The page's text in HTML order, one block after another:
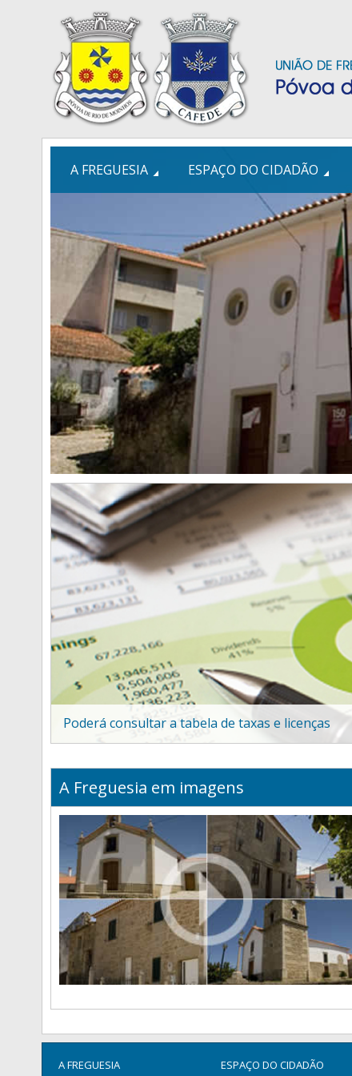
A FREGUESIA ESPAÇO DO CIDADÃO
Poderá consultar a tabela de taxas e licenças
A Freguesia em imagens
A FREGUESIA ESPAÇO DO CIDADÃO